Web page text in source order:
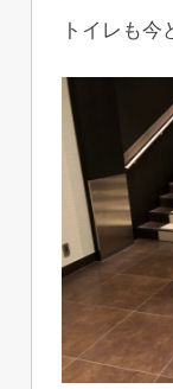
トイレも今